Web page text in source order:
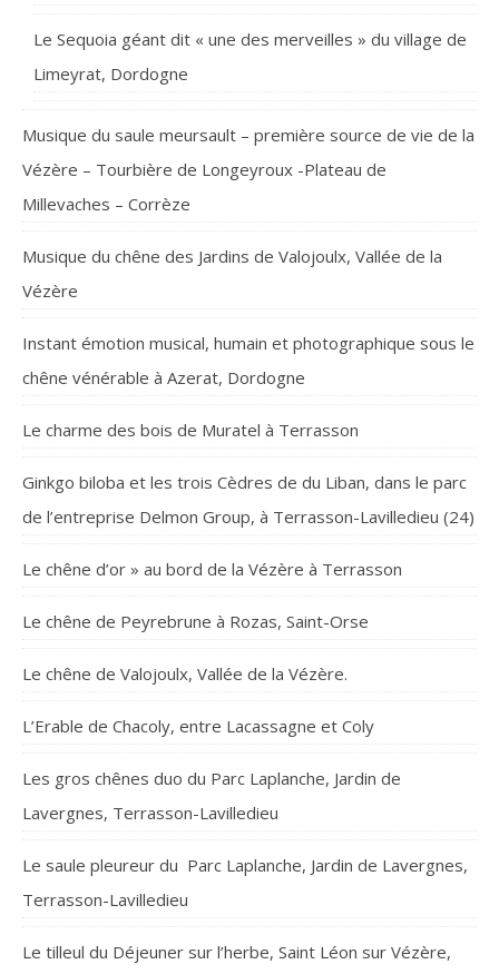
Le Sequoia géant dit « une des merveilles » du village de
Limeyrat, Dordogne
Musique du saule meursault – première source de vie de la
Vézère – Tourbière de Longeyroux -Plateau de
Millevaches – Corrèze
Musique du chêne des Jardins de Valojoulx, Vallée de la
Vézère
Instant émotion musical, humain et photographique sous le
chêne vénérable à Azerat, Dordogne
Le charme des bois de Muratel à Terrasson
Ginkgo biloba et les trois Cèdres de du Liban, dans le parc
de l’entreprise Delmon Group, à Terrasson-Lavilledieu (24)
Le chêne d’or » au bord de la Vézère à Terrasson
Le chêne de Peyrebrune à Rozas, Saint-Orse
Le chêne de Valojoulx, Vallée de la Vézère.
L’Erable de Chacoly, entre Lacassagne et Coly
Les gros chênes duo du Parc Laplanche, Jardin de
Lavergnes, Terrasson-Lavilledieu
Le saule pleureur du Parc Laplanche, Jardin de Lavergnes,
Terrasson-Lavilledieu
Le tilleul du Déjeuner sur l’herbe, Saint Léon sur Vézère,